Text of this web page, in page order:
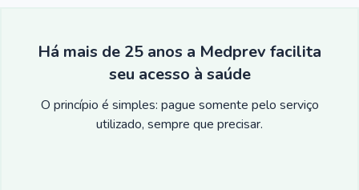
Há mais de 25 anos a Medprev facilita
seu acesso à saúde
O princípio é simples: pague somente pelo serviço
utilizado, sempre que precisar.